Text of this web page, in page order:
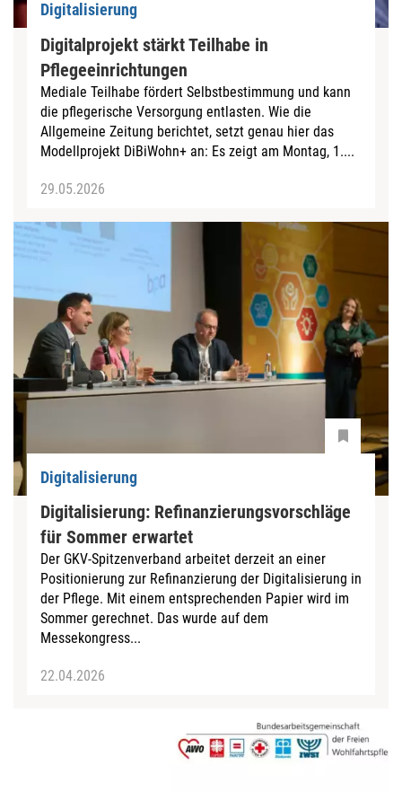
Digitalisierung
Digitalprojekt stärkt Teilhabe in
Pflegeeinrichtungen
Mediale Teilhabe fördert Selbstbestimmung und kann
die pflegerische Versorgung entlasten. Wie die
Allgemeine Zeitung berichtet, setzt genau hier das
Modellprojekt DiBiWohn+ an: Es zeigt am Montag, 1....
29.05.2026
Digitalisierung
Digitalisierung: Refinanzierungsvorschläge
für Sommer erwartet
Der GKV-Spitzenverband arbeitet derzeit an einer
Positionierung zur Refinanzierung der Digitalisierung in
der Pflege. Mit einem entsprechenden Papier wird im
Sommer gerechnet. Das wurde auf dem
Messekongress...
22.04.2026